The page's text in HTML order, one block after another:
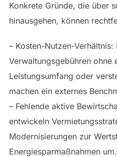
Konkrete Gründe, die über
hinausgehen, können
– Kosten-Nutzen-Verhältnis:
Verwaltungsgebühren ohne
Leistungsumfang oder
machen ein externes
– Fehlende aktive
entwickeln
Modernisierungen zur
Energiesparmaßnahmen